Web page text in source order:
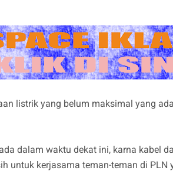
listrik yang belum maksimal yang
dalam waktu dekat ini, karna kabel
untuk kerjasama teman-teman di